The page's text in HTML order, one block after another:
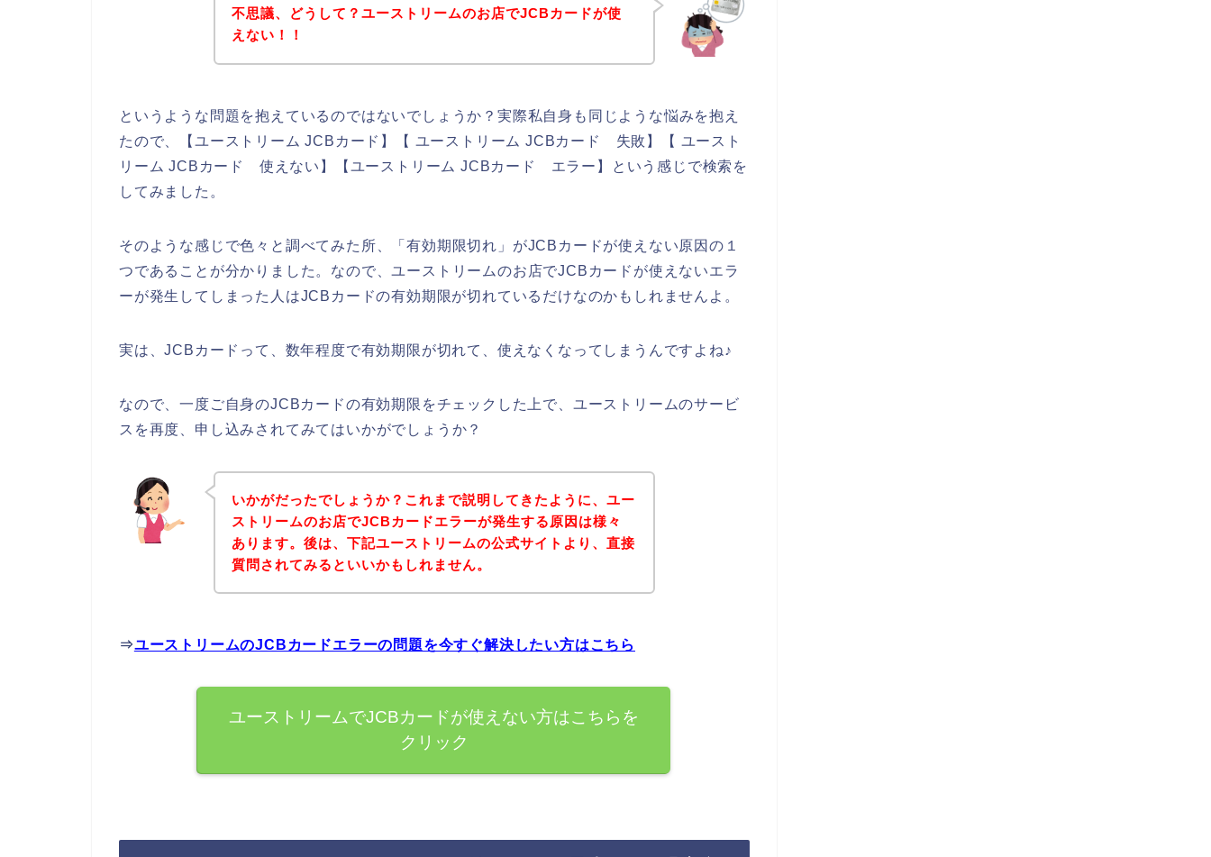
不思議、どうして？ユーストリームのお店でJCBカードが使
えない！！
というような問題を抱えているのではないでしょうか？実際私自身も同じような悩みを抱え
たので、【ユーストリーム JCBカード】【 ユーストリーム JCBカード 失敗】【 ユースト
リーム JCBカード 使えない】【ユーストリーム JCBカード エラー】という感じで検索を
してみました。
そのような感じで色々と調べてみた所、「有効期限切れ」がJCBカードが使えない原因の１
つであることが分かりました。なので、ユーストリームのお店でJCBカードが使えないエラ
ーが発生してしまった人はJCBカードの有効期限が切れているだけなのかもしれませんよ。
実は、JCBカードって、数年程度で有効期限が切れて、使えなくなってしまうんですよね♪
なので、一度ご自身のJCBカードの有効期限をチェックした上で、ユーストリームのサービ
スを再度、申し込みされてみてはいかがでしょうか？
いかがだったでしょうか？これまで説明してきたように、ユー
ストリームのお店でJCBカードエラーが発生する原因は様々
あります。後は、下記ユーストリームの公式サイトより、直接
質問されてみるといいかもしれません。
⇒ユーストリームのJCBカードエラーの問題を今すぐ解決したい方はこちら
ユーストリームでJCBカードが使えない方はこちらを
クリック